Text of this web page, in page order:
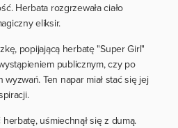
Herbata rozgrzewała ciało
eliksir.
popijającą herbatę "Super Girl"
publicznym, czy po
Ten napar miał stać się jej
uśmiechnął się z dumą.